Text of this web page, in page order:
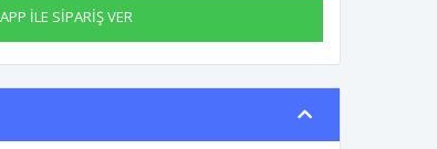
İLE SİPARİŞ VER